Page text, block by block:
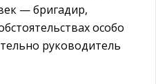
— бригадир,
особо
руководитель